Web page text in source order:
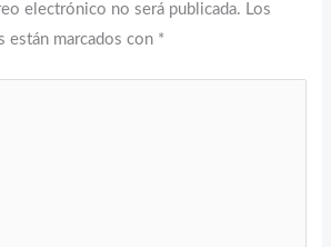
electrónico no será publicada. Los
están marcados con *